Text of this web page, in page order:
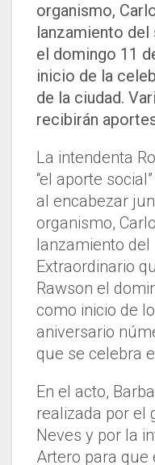
organismo,
lanzamiento
el domingo 11
inicio de la
de la ciudad.
recibirán
La intendenta
“el aporte
al encabezar
organismo,
lanzamiento del
Extraordinario
Rawson el
como inicio de
aniversario
que se celebra
En el acto,
realizada por el
Neves y por la
Artero para que